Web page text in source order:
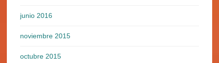
junio 2016
noviembre 2015
octubre 2015